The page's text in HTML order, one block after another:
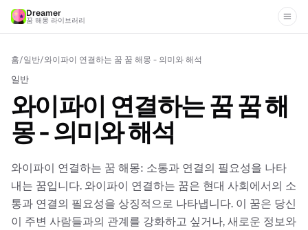
Dreamer
꿈 해몽 라이브러리
홈/일반/와이파이 연결하는 꿈 꿈 해몽 - 의미와 해석
일반
와이파이 연결하는 꿈 꿈 해
몽 - 의미와 해석
와이파이 연결하는 꿈 해몽: 소통과 연결의 필요성을 나타
내는 꿈입니다. 와이파이 연결하는 꿈은 현대 사회에서의 소
통과 연결의 필요성을 상징적으로 나타냅니다. 이 꿈은 당신
이 주변 사람들과의 관계를 강화하고 싶거나, 새로운 정보와